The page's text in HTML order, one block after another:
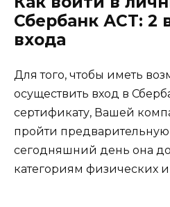
Сбербанк АСТ: 2
входа
Для того, чтобы иметь
осуществить вход в
сертификату, Вашей
пройти
сегодняшний день она
категориям физических